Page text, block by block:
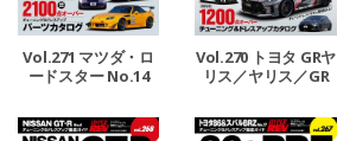
Vol.271 マツダ・ロ
ードスター No.14
Vol.270 トヨタ GRヤ
リス／ヤリス／GR